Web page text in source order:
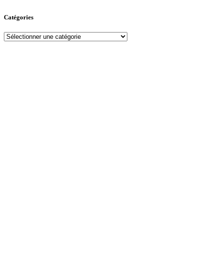
Catégories